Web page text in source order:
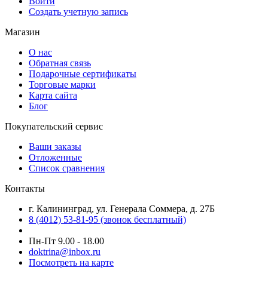
Создать учетную запись
Магазин
О нас
Обратная связь
Подарочные сертификаты
Торговые марки
Карта сайта
Блог
Покупательский сервис
Ваши заказы
Отложенные
Список сравнения
Контакты
г. Калининград, ул. Генерала Соммера, д. 27Б
8 (4012) 53-81-95 (звонок бесплатный)
Пн-Пт 9.00 - 18.00
doktrina@inbox.ru
Посмотреть на карте